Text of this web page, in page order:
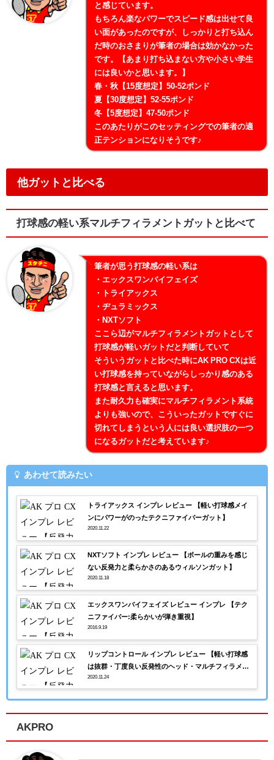
と感じています。
もちろん楽なパワーでスピード感は出せて良
い面があったのですが、しっかりと打ち込ん
だ時のおさまりが筆者の場合は効かなかった
です。【あまり打ち込まない方や小さい学生
には良いかと思います。】
春・秋【15度想定】50-52ポンド
夏【30度想定】52-55ポンド
冬【5度想定】47-50ポンド
このあたりがこのセッティングでの筆者の適
正テンションになりそうです♪
他ガットと比べる
打球感の軽い系マルチフィラメントガットと比べて
筆者が思う打球感の軽い系は
・エックスワンバイフェイズ
・トライアックス
・ヂュラミックス
・NXTソフト
ここら辺がマルチフィラメントガットとして
打球感が軽いガットだと判断していて
そういうガットと比べた時にAK PRO CXは近
い打球感を持っていながらしっかり感のある
打球感と言えると思います。
また耐久力も確実にマルチフィラメント系統
よりも強いので、こういったガットですぐに
切れてしまうという人には良い選択肢の一つ
になるガットだと考えています♪
あわせて読みたい
トライアックス インプレ レビュー 【軽い打球感メイ
ンにパワーがのったテクニファイバーガット】
2020.11.22
NXTソフト インプレ レビュー 【ボールの重みを感じ
ない反発力と柔らかさのあるウィルソンガット】
2020.11.18
エックスワンバイフェイズ レビュー インプレ 【テク
ニファイバー:柔らかいが弾き重視】
2016.9.19
リップコントロール インプレ レビュー 【軽い打球感
は抜群・丁度良い反発性のヘッド・マルチフィラメン
ト】
2020.11.24
AKPRO